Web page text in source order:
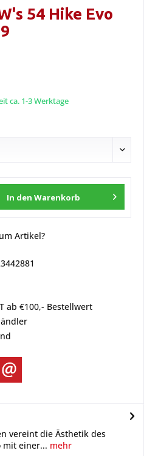
54 Hike Evo
ca. 1-3 Werktage
In den Warenkorb
Artikel?
ab €100,- Bestellwert
vereint die Ästhetik des
mit einer... mehr